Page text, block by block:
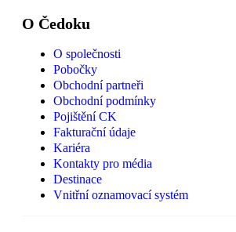
O Čedoku
O společnosti
Pobočky
Obchodní partneři
Obchodní podmínky
Pojištění CK
Fakturační údaje
Kariéra
Kontakty pro média
Destinace
Vnitřní oznamovací systém